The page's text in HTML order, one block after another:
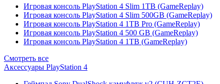
Игровая консоль PlayStation 4 Slim 1TB (GameReplay)
Игровая консоль PlayStation 4 Slim 500GB (GameReplay)
Игровая консоль PlayStation 4 1TB Pro (GameReplay)
Игровая консоль PlayStation 4 500 GB (GameReplay)
Игровая консоль PlayStation 4 1TB (GameReplay)
Смотреть все
Аксессуары PlayStation 4